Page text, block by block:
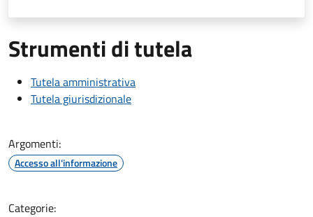
Strumenti di tutela
Tutela amministrativa
Tutela giurisdizionale
Argomenti:
Accesso all'informazione
Categorie: